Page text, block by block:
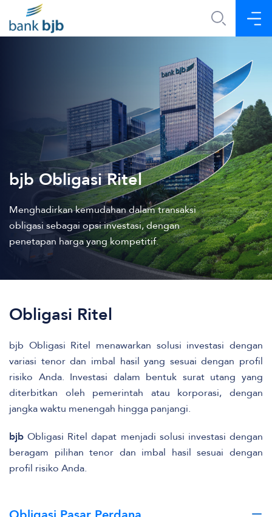
bjb Obligasi Ritel
Menghadirkan kemudahan dalam transaksi
obligasi sebagai opsi investasi, dengan
penetapan harga yang kompetitif.
Obligasi Ritel
bjb Obligasi Ritel menawarkan solusi investasi dengan
variasi tenor dan imbal hasil yang sesuai dengan profil
risiko Anda. Investasi dalam bentuk surat utang yang
diterbitkan oleh pemerintah atau korporasi, dengan
jangka waktu menengah hingga panjangi.
bjb Obligasi Ritel dapat menjadi solusi investasi dengan
beragam pilihan tenor dan imbal hasil sesuai dengan
profil risiko Anda.